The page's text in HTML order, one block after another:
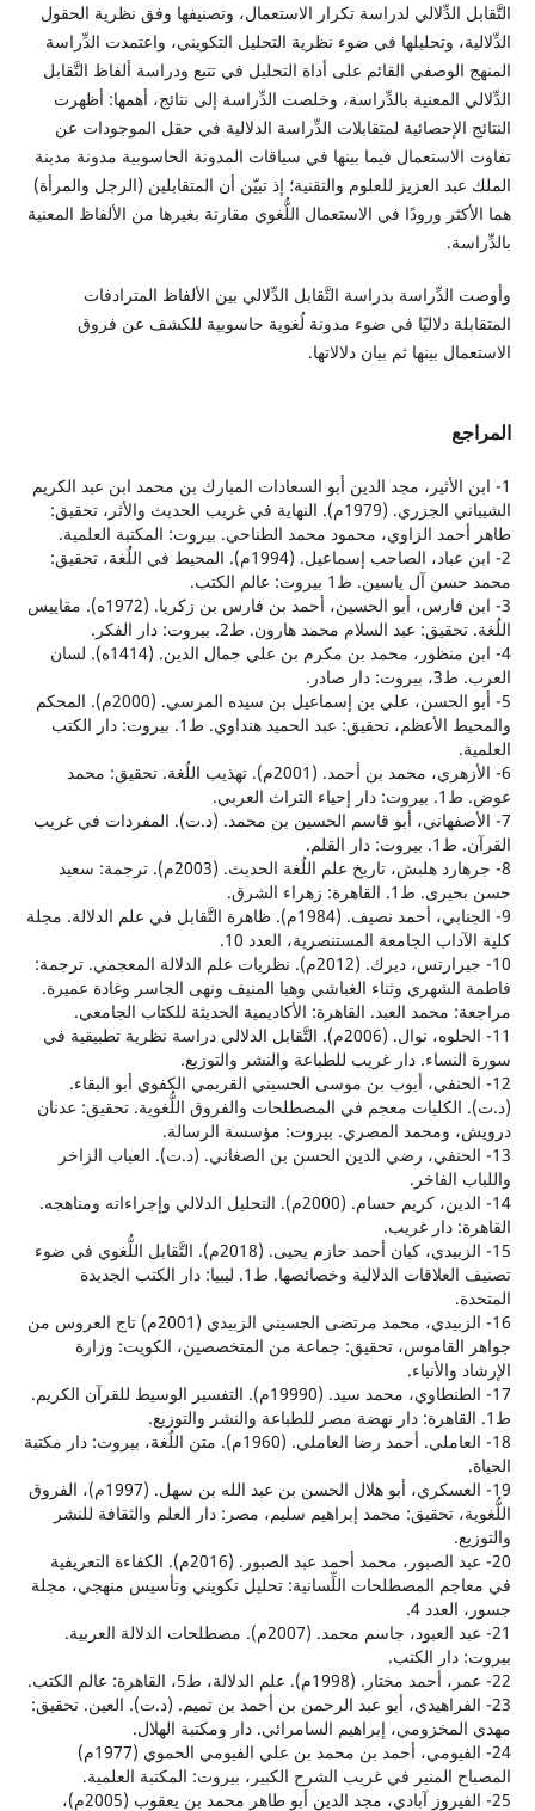
الدِّلالي لدراسة تكرار الاستعمال، وتصنيفها وفق نظرية الحقول
وتحليلها في ضوء نظرية التحليل التكويني، واعتمدت الدِّراسة
القائم على أداة التحليل في تتبع ودراسة ألفاظ التَّقابل
المعنية بالدِّراسة، وخلصت الدِّراسة إلى نتائج، أهمها: أظهرت
الإحصائية لمتقابلات الدِّراسة الدلالية في حقل الموجودات عن
فيما بينها في سياقات المدونة الحاسوبية مدونة مدينة
العزيز للعلوم والتقنية؛ إذ تبيّن أن المتقابلين (الرجل والمرأة)
ورودًا في الاستعمال اللُّغوي مقارنة بغيرها من الألفاظ المعنية
بدراسة التَّقابل الدِّلالي بين الألفاظ المترادفات
دلاليًا في ضوء مدونة لُغوية حاسوبية للكشف عن فروق
بينها ثم بيان دلالاتها.
مجد الدين أبو السعادات المبارك بن محمد ابن عبد الكريم
الشيباني الجزري. (1979م). النهاية في غريب الحديث والأثر، تحقيق:
الزاوي، محمود محمد الطناحي. بيروت: المكتبة العلمية.
2- ابن عباد، الصاحب إسماعيل. (1994م). المحيط في اللُغة، تحقيق:
ط1 بيروت: عالم الكتب.
3- ابن فارس، أبو الحسين، أحمد بن فارس بن زكريا. (1972ه). مقاييس
عبد السلام محمد هارون. ط2. بيروت: دار الفكر.
4- ابن منظور، محمد بن مكرم بن علي جمال الدين. (1414ه). لسان
5- أبو الحسن، علي بن إسماعيل بن سيده المرسي. (2000م). المحكم
والمحيط الأعظم، تحقيق: عبد الحميد هنداوي. ط1. بيروت: دار الكتب
6- الأزهري، محمد بن أحمد. (2001م). تهذيب اللُغة. تحقيق: محمد
أبو قاسم الحسين بن محمد. (د.ت). المفردات في غريب
8- جرهارد هلبش، تاريخ علم اللُغة الحديث. (2003م). ترجمة: سعيد
زهراء الشرق.
9- الجنابي، أحمد نصيف. (1984م). ظاهرة التَّقابل في علم الدلالة. مجلة
الجامعة المستنصرية، العدد 10.
10- جيرارتس، ديرك. (2012م). نظريات علم الدلالة المعجمي. ترجمة:
وثناء الغباشي وهيا المنيف ونهى الجاسر وغادة عميرة.
محمد العبد. القاهرة: الأكاديمية الحديثة للكتاب الجامعي.
11- الحلوه، نوال. (2006م). التَّقابل الدلالي دراسة نظرية تطبيقية في
دار غريب للطباعة والنشر والتوزيع.
أيوب بن موسى الحسيني القريمي الكفوي أبو البقاء.
معجم في المصطلحات والفروق اللُّغوية. تحقيق: عدنان
ومحمد المصري. بيروت: مؤسسة الرسالة.
رضي الدين الحسن بن الصغاني. (د.ت). العباب الزاخر
الفاخر.
14- الدين، كريم حسام. (2000م). التحليل الدلالي وإجراءاته ومناهجه.
دار غريب.
15- الزبيدي، كيان أحمد حازم يحيى. (2018م). التَّقابل اللُّغوي في ضوء
تصنيف العلاقات الدلالية وخصائصها. ط1. ليبيا: دار الكتب الجديدة
16- الزبيدي، محمد مرتضى الحسيني الزبيدي (2001م) تاج العروس من
تحقيق: جماعة من المتخصصين، الكويت: وزارة
17- الطنطاوي، محمد سيد. (19990م). التفسير الوسيط للقرآن الكريم.
18- العاملي. أحمد رضا العاملي. (1960م). متن اللُغة، بيروت: دار مكتبة
19- العسكري، أبو هلال الحسن بن عبد الله بن سهل. (1997م)، الفروق
تحقيق: محمد إبراهيم سليم، مصر: دار العلم والثقافة للنشر
20- عبد الصبور، محمد أحمد عبد الصبور. (2016م). الكفاءة التعريفية
المصطلحات اللِّسانية: تحليل تكويني وتأسيس منهجي، مجلة
4.
21- عبد العبود، جاسم محمد. (2007م). مصطلحات الدلالة العربية.
الكتب.
أبو عبد الرحمن بن أحمد بن تميم. (د.ت). العين. تحقيق:
إبراهيم السامرائي. دار ومكتبة الهلال.
24- الفيومي، أحمد بن محمد بن علي الفيومي الحموي (1977م)
المنير في غريب الشرح الكبير، بيروت: المكتبة العلمية.
25- الفيروز آبادي، مجد الدين أبو طاهر محمد بن يعقوب (2005م)،